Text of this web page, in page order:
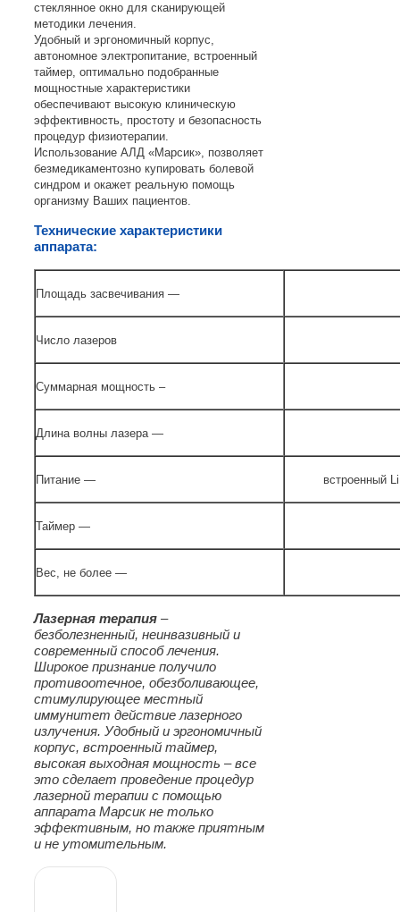
стеклянное окно для сканирующей
методики лечения.
Удобный и эргономичный корпус,
автономное электропитание, встроенный
таймер, оптимально подобранные
мощностные характеристики
обеспечивают высокую клиническую
эффективность, простоту и безопасность
процедур физиотерапии.
Использование АЛД «Марсик», позволяет
безмедикаментозно купировать болевой
синдром и окажет реальную помощь
организму Ваших пациентов.
Технические характеристики
аппарата:
Площадь засвечивания —
Число лазеров
Суммарная мощность –
Длина волны лазера —
Питание — встроенный
Таймер —
Вес, не более —
Лазерная терапия –
безболезненный, неинвазивный и
современный способ лечения.
Широкое признание получило
противоотечное, обезболивающее,
стимулирующее местный
иммунитет действие лазерного
излучения. Удобный и эргономичный
корпус, встроенный таймер,
высокая выходная мощность – все
это сделает проведение процедур
лазерной терапии с помощью
аппарата Марсик не только
эффективным, но также приятным
и не утомительным.